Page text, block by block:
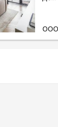
ООО